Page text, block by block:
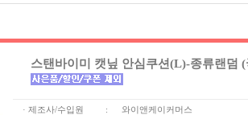
스탠바이미 캣닢 안심쿠션(L)-종류랜덤
· 제조사/수입원 : 와이앤케이커머스